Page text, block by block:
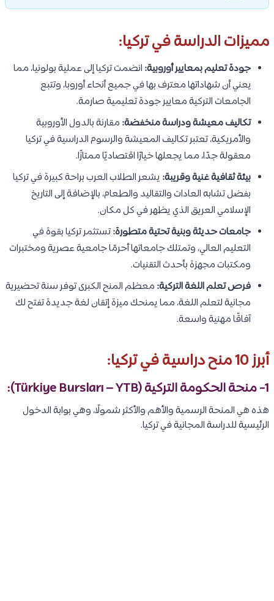
مميزات الدراسة في تركيا:
جودة تعليم بمعايير أوروبية: انضمت تركيا إلى عملية بولونيا، مما
يعني أن شهاداتها معترف بها في جميع أنحاء أوروبا، وتتبع
الجامعات التركية معايير جودة تعليمية صارمة.
تكاليف معيشة ودراسة منخفضة: مقارنة بالدول الأوروبية
والأمريكية، تعتبر تكاليف المعيشة والرسوم الدراسية في تركيا
معقولة جدًا، مما يجعلها خيارًا اقتصاديًا ممتازًا.
بيئة ثقافية غنية وقريبة: يشعر الطلاب العرب براحة كبيرة في تركيا
بفضل تشابه العادات والتقاليد والطعام، بالإضافة إلى التاريخ
الإسلامي العريق الذي يظهر في كل مكان.
جامعات حديثة وبنية تحتية متطورة:تستثمر تركيا بقوة في
التعليم العالي، وتمتلك جامعاتها أحرمًا جامعية عصرية ومختبرات
ومكتبات مجهزة بأحدث التقنيات.
فرص تعلم اللغة التركية: معظم المنح الكبرى توفر سنة تحضيرية
مجانية لتعلم اللغة، مما يمنحك ميزة إتقان لغة جديدة تفتح لك
آفاقًا مهنية واسعة.
أبرز 10 منح دراسية في تركيا:
1- منحة الحكومة التركية (Türkiye Bursları – YTB) :
هذه هي المنحة الرسمية والأهم والأكثر شمولًا، وهي بوابة الدخول
الرئيسية للدراسة المجانية في تركيا.